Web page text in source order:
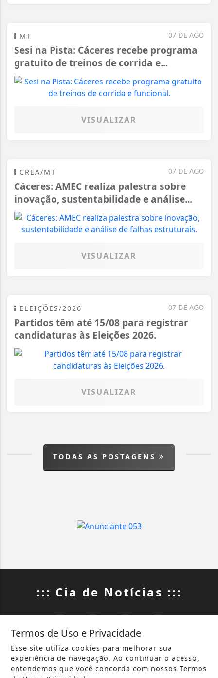
07 DE AGO
MT
Sesi na Pista: Cáceres recebe programa
gratuito de treinos de corrida e...
VISUALIZAR
07 DE AGO
CREA/MT
Cáceres: AMEC realiza palestra sobre
inovação, sustentabilidade e análise...
VISUALIZAR
07 DE AGO
ELEIÇÕES/2026
Partidos têm até 15/08 para registrar
candidaturas às Eleições 2026.
VISUALIZAR
TODAS AS POSTAGENS
::: Cia de Notícias :::
INÍCIO | SOBRE |
Termos de Uso e Privacidade
Esse site utiliza cookies para melhorar sua
experiência de navegação. Ao continuar o acesso,
entendemos que você concorda com nossos Termos